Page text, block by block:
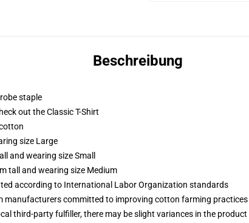
Beschreibung
staple
out the Classic T-Shirt
size Large
and wearing size Small
tall and wearing size Medium
according to International Labor Organization standards
manufacturers committed to improving cotton farming
third-party fulfiller, there may be slight variances in the product